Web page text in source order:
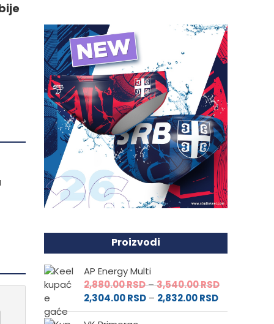
Proizvodi
AP Energy Multi
2,880.00RSD–3,540.00RSDRaspon
od
2,304.00RSD – 2,832.00RSDRaspon
cena: